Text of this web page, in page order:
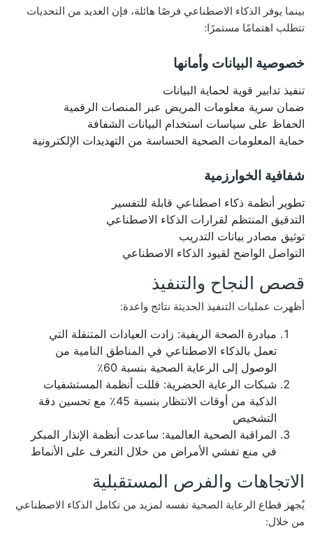
بينما يوفر الذكاء الاصطناعي فرصًا هائلة، فإن العديد من التحديات
تتطلب اهتمامًا مستمرًا:
خصوصية البيانات وأمانها
تنفيذ تدابير قوية لحماية البيانات
ضمان سرية معلومات المريض عبر المنصات الرقمية
الحفاظ على سياسات استخدام البيانات الشفافة
حماية المعلومات الصحية الحساسة من التهديدات الإلكترونية
شفافية الخوارزمية
تطوير أنظمة ذكاء اصطناعي قابلة للتفسير
التدقيق المنتظم لقرارات الذكاء الاصطناعي
توثيق مصادر بيانات التدريب
التواصل الواضح لقيود الذكاء الاصطناعي
قصص النجاح والتنفيذ
أظهرت عمليات التنفيذ الحديثة نتائج واعدة:
مبادرة الصحة الريفية: زادت العيادات المتنقلة التي
تعمل بالذكاء الاصطناعي في المناطق النامية من
الوصول إلى الرعاية الصحية بنسبة 60٪
شبكات الرعاية الحضرية: قللت أنظمة المستشفيات
الذكية من أوقات الانتظار بنسبة 45٪ مع تحسين دقة
التشخيص
المراقبة الصحية العالمية: ساعدت أنظمة الإنذار المبكر
في منع تفشي الأمراض من خلال التعرف على الأنماط
الاتجاهات والفرص المستقبلية
يُجهز قطاع الرعاية الصحية نفسه لمزيد من تكامل الذكاء الاصطناعي
من خلال: